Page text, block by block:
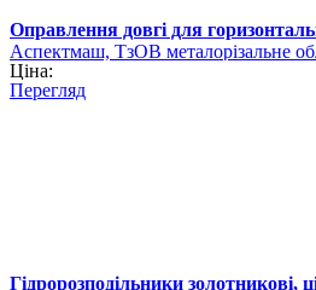
Оправлення довгі для
Аспектмаш, ТзОВ металорізальне
Ціна:
Перегляд
Гідророзподільники золотникові,